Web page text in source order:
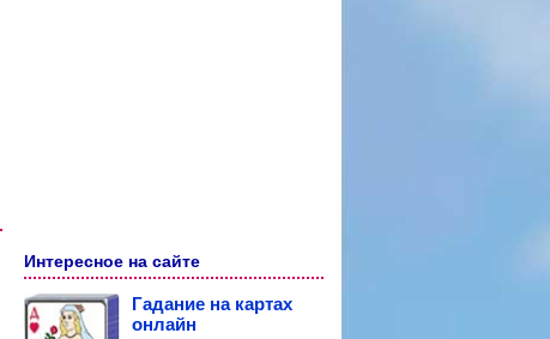
Интересное на сайте
Гадание на картах
онлайн